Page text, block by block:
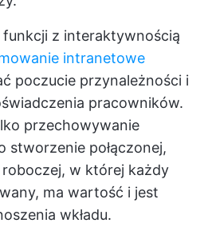
funkcji z interaktywnością
intranetowe
poczucie przynależności i
pracowników.
przechowywanie
stworzenie połączonej,
roboczej, w której każdy
ma wartość i jest
wkładu.